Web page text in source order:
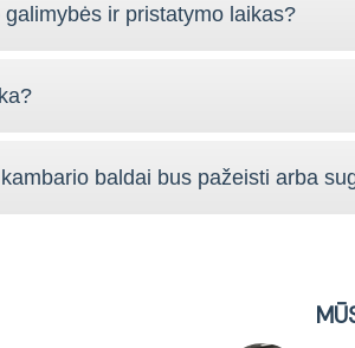
ir pristatymo laikas?
baldai bus pažeisti arba